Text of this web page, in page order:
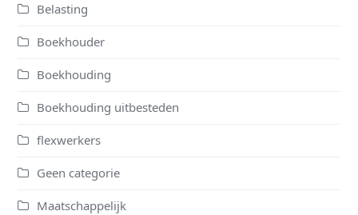
Belasting
Boekhouder
Boekhouding
Boekhouding uitbesteden
flexwerkers
Geen categorie
Maatschappelijk